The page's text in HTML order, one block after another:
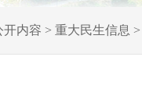
开内容 > 重大民生信息